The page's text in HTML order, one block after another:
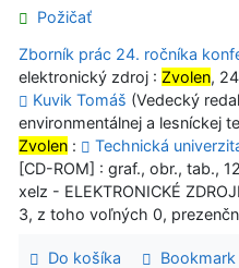
Požičať
Zborník prác 24. ročníka
elektronický zdroj : Zvolen,
Kuvik Tomáš (Vedecký
environmentálnej a lesníckej
Zvolen : Technická
[CD-ROM] : graf., obr., tab.,
xelz - ELEKTRONICKÉ
3, z toho voľných 0,
Do košíka Bookmark